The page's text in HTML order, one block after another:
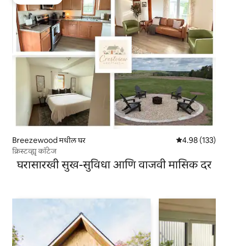
Breezewood मधील घर 5 पैकी 4.98
4.98 (133)
क्रिस्टव्ह्यू कॉटेज
घरासारखी सुख-सुविधा आणि वाजवी मासिक दर